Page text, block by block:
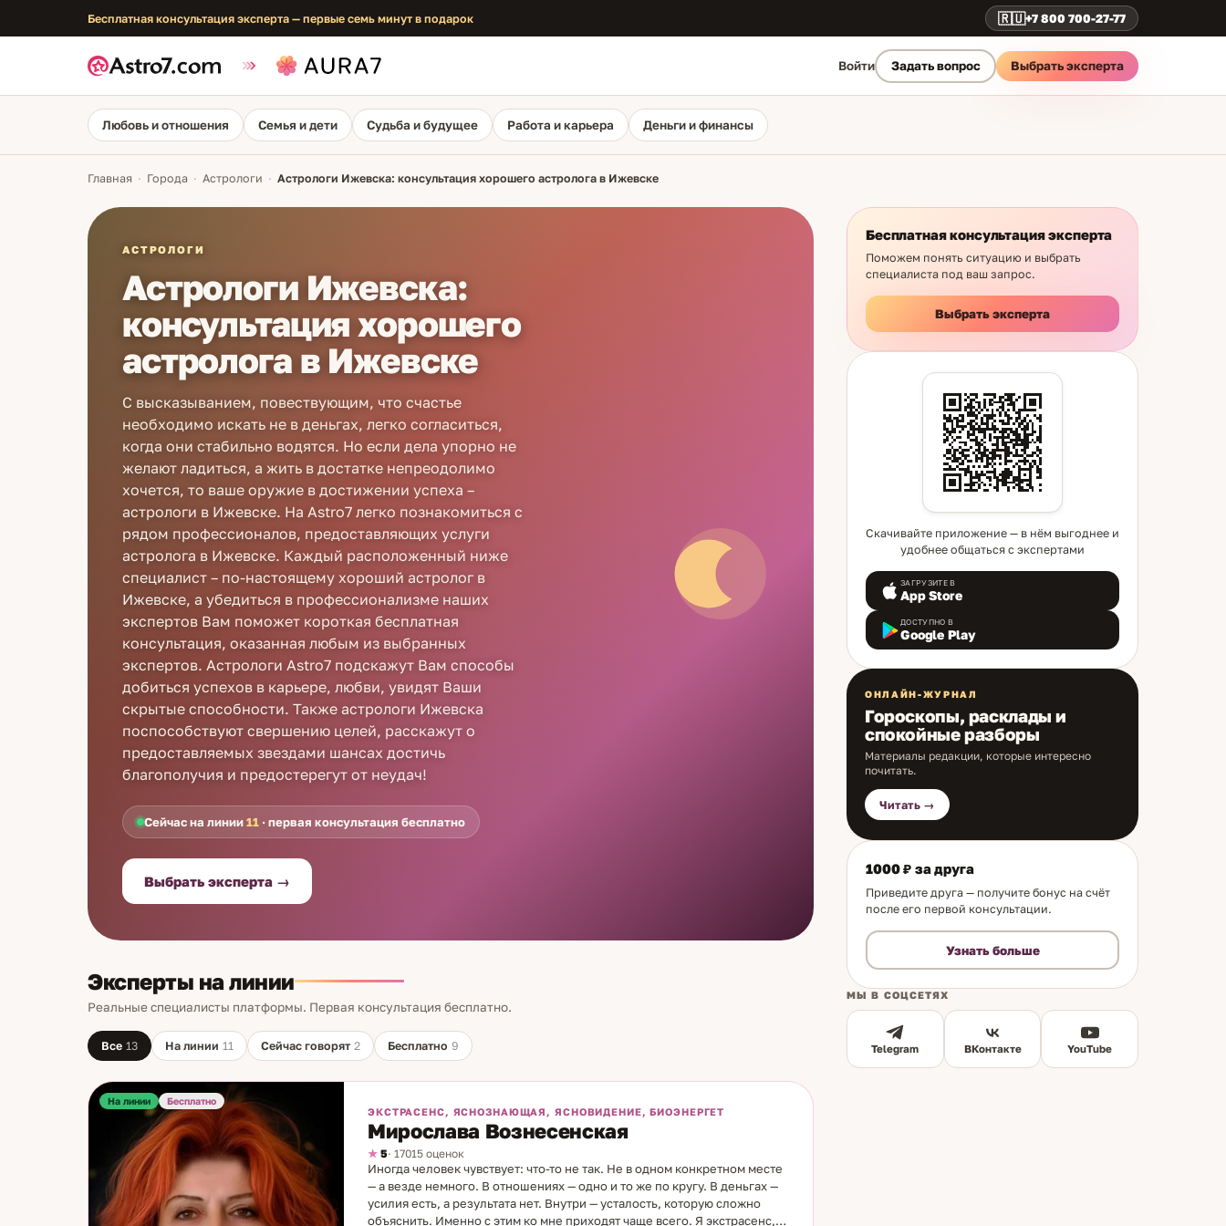
Бесплатная консультация эксперта — первые семь минут в подарок 🇷🇺+7 800 700-27-77
Войти Задать вопрос Выбрать эксперта
Любовь и отношения Семья и дети Судьба и будущее Работа и карьера Деньги и финансы
Главная · Города · Астрологи · Астрологи Ижевска: консультация хорошего астролога в Ижевске
АСТРОЛОГИ
Астрологи Ижевска:
консультация хорошего
астролога в Ижевске
С высказыванием, повествующим, что счастье
необходимо искать не в деньгах, легко согласиться,
когда они стабильно водятся. Но если дела упорно не
желают ладиться, а жить в достатке непреодолимо
хочется, то ваше оружие в достижении успеха –
астрологи в Ижевске. На Astro7 легко познакомиться с
рядом профессионалов, предоставляющих услуги
астролога в Ижевске. Каждый расположенный ниже
специалист – по-настоящему хороший астролог в
Ижевске, а убедиться в профессионализме наших
экспертов Вам поможет короткая бесплатная
консультация, оказанная любым из выбранных
экспертов. Астрологи Astro7 подскажут Вам способы
добиться успехов в карьере, любви, увидят Ваши
скрытые способности. Также астрологи Ижевска
поспособствуют свершению целей, расскажут о
предоставляемых звездами шансах достичь
благополучия и предостерегут от неудач!
Сейчас на линии11 · первая консультация бесплатно
Выбрать эксперта →
Эксперты на линии
Реальные специалисты платформы. Первая консультация бесплатно.
Все 13 На линии 11 Сейчас говорят 2 Бесплатно 9
На линии Бесплатно
ЭКСТРАСЕНС, ЯСНОЗНАЮЩАЯ, ЯСНОВИДЕНИЕ, БИОЭНЕРГЕТ
Мирослава Вознесенская
5· 17015 оценок
Иногда человек чувствует: что-то не так. Не в одном конкретном месте
— а везде немного. В отношениях — одно и то же по кругу. В деньгах —
усилия есть, а результата нет. Внутри — усталость, которую сложно
объяснить. Именно с этим ко мне приходят чаще всего. Я экстрасенс,
Бесплатная консультация эксперта
Поможем понять ситуацию и выбрать
специалиста под ваш запрос.
Выбрать эксперта
Скачивайте приложение — в нём выгоднее и
удобнее общаться с экспертами
ЗАГРУЗИТЕ В
App Store
ДОСТУПНО В
Google Play
ОНЛАЙН-ЖУРНАЛ
Гороскопы, расклады и
спокойные разборы
Материалы редакции, которые интересно
почитать.
Читать →
1000 ₽ за друга
Приведите друга — получите бонус на счёт
после его первой консультации.
Узнать больше
МЫ В СОЦСЕТЯХ
Telegram ВКонтакте YouTube